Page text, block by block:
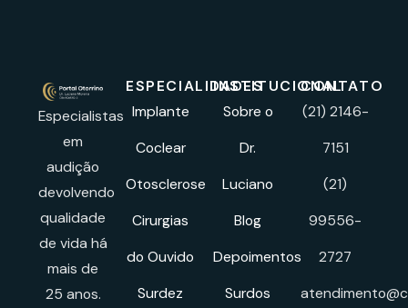
Especialistas
em
audição
devolvendo
qualidade
de vida há
mais de
25 anos.
ESPECIALIDADES
Implante
Coclear
Otosclerose
Cirurgias
do Ouvido
Surdez
INSTITUCIONAL
Sobre o
Dr.
Luciano
Blog
Depoimentos
Surdos
CONTATO
(21) 2146-
7151
(21)
99556-
2727